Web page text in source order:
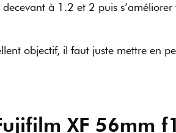
à 1.2 et 2 puis
objectif, il faut juste mettre en
XF 56mm